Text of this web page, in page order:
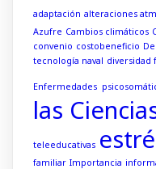
adaptación alteraciones
Azufre Cambios climáticos
convenio costobeneficio
tecnología naval diversidad
Enfermedades
las
teleeducativas
familiar Importancia